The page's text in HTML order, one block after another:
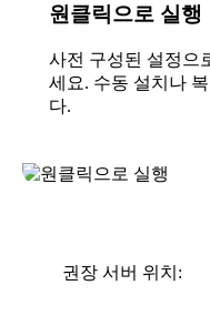
원클릭으로 실행
사전 구성된 설정으
세요. 수동 설치나
다.
권장 서버 위치: